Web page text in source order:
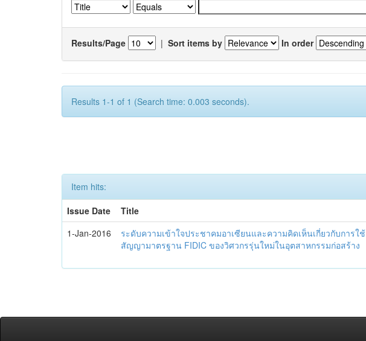
Results/Page | Sort items by In order
Results 1-1 of 1 (Search time: 0.003 seconds).
Item hits:
Issue Date
Title
1-Jan-2016
ระดับความเข้าใจประชาคมอาเซียนและความคิดเห็นเกี่ยวกับการใช้
สัญญามาตรฐาน FIDIC ของวิศวกรรุ่นใหม่ในอุตสาหกรรมก่อสร้าง